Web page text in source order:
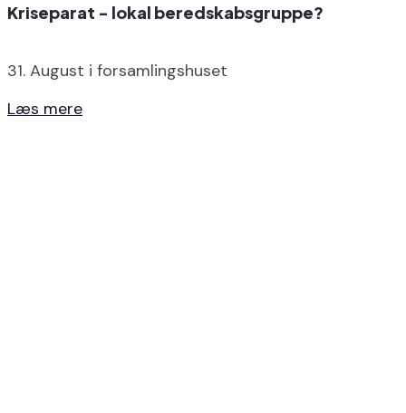
Kriseparat - lokal beredskabsgruppe?
31. August i forsamlingshuset
Læs mere